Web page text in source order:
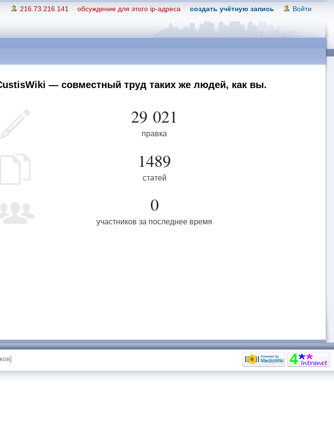
216.73.216.141 обсуждение для этого ip-адреса создать учётную запись Войти
— совместный труд таких же людей, как вы.
29 021
правка
1489
статей
0
участников за последнее время